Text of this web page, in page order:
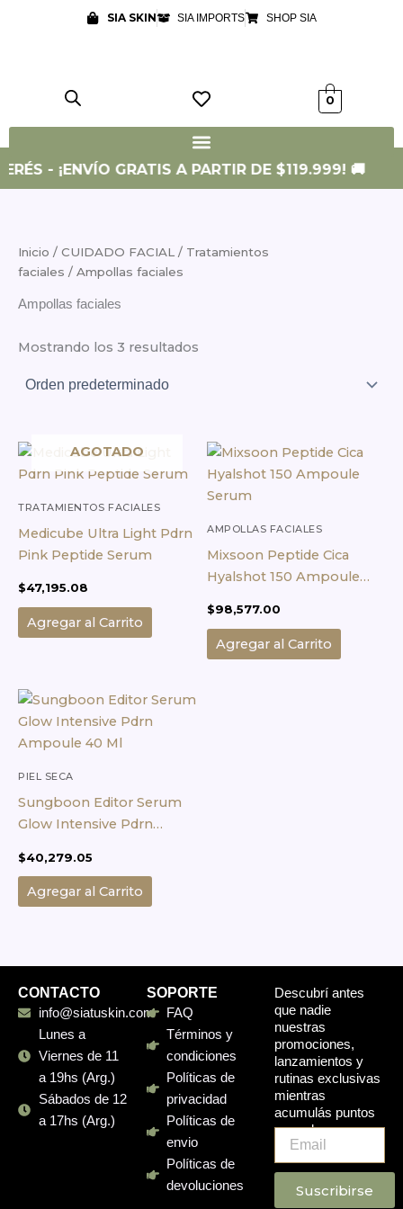
SIA SKIN SIA IMPORTS SHOP SIA
0
- ¡ENVÍO GRATIS A PARTIR DE $119.999! 🚚
Inicio / CUIDADO FACIAL / Tratamientos
faciales / Ampollas faciales
Ampollas faciales
Mostrando los 3 resultados
AGOTADO
TRATAMIENTOS FACIALES
Medicube Ultra Light Pdrn
Pink Peptide Serum
$47,195.08
Agregar al Carrito
AMPOLLAS FACIALES
Mixsoon Peptide Cica
Hyalshot 150 Ampoule
$98,577.00
Agregar al Carrito
PIEL SECA
Sungboon Editor Serum
Glow Intensive Pdrn
$40,279.05
Agregar al Carrito
CONTACTO
info@siatuskin.com
Lunes a
Viernes de 11
a 19hs (Arg.)
Sábados de 12
a 17hs (Arg.)
SOPORTE
FAQ
Términos y
condiciones
Políticas de
privacidad
Políticas de
envio
Políticas de
devoluciones
Descubrí antes
que nadie
nuestras
promociones,
lanzamientos y
rutinas exclusivas
mientras
acumulás puntos
en cada compra.
Email
Suscribirse